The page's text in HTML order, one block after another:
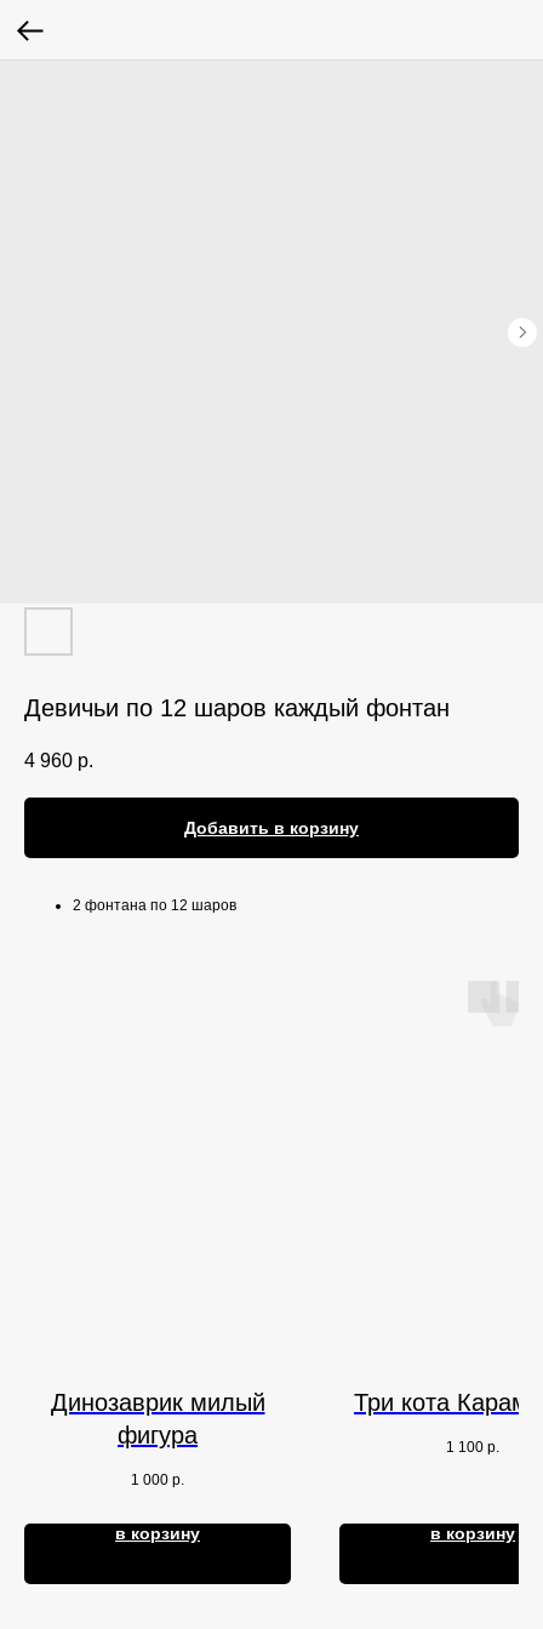
Девичьи по 12 шаров каждый фонтан
4 960 р.
Добавить в корзину
2 фонтана по 12 шаров
Динозаврик милый
фигура
1 000 р.
в корзину
Три кота
1 100 р.
в корзину